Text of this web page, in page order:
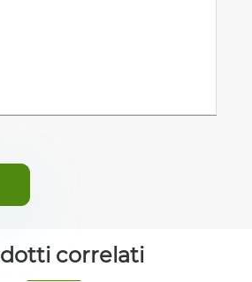
correlati